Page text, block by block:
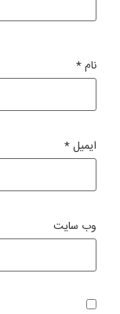
نام*
ایمیل*
وب‌ سایت